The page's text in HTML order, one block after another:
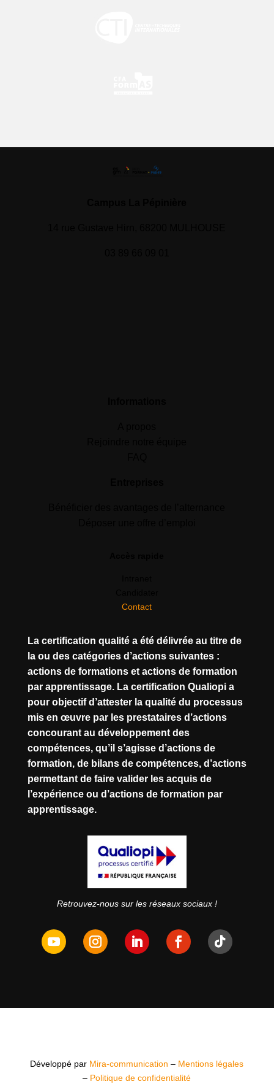
Contact
La certification qualité a été délivrée au titre de
la ou des catégories d’actions suivantes :
actions de formations et actions de formation
par apprentissage. La certification Qualiopi a
pour objectif d’attester la qualité du processus
mis en œuvre par les prestataires d’actions
concourant au développement des
compétences, qu’il s’agisse d’actions de
formation, de bilans de compétences, d’actions
permettant de faire valider les acquis de
l’expérience ou d’actions de formation par
apprentissage.
Retrouvez-nous sur les réseaux sociaux !
Développé par Mira-communication – Mentions légales
– Politique de confidentialité